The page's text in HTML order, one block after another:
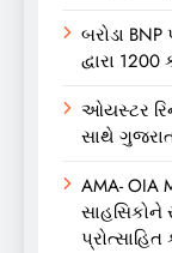
બરોડા
દ્વારા
ઓયસ્ટર
સાથે
AMA- OIA
સાહસિકોને
પ્રોત્સાહિત